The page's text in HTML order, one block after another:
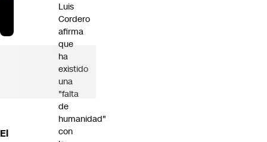
El
Luis
Cordero
afirma
que
ha
existido
una
"falta
de
humanidad"
con